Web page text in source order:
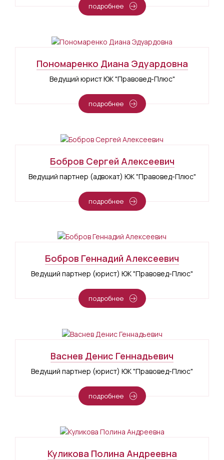
подробнее
Пономаренко Диана Эдуардовна
Ведущий юрист ЮК "Правовед-Плюс"
подробнее
Бобров Сергей Алексеевич
Ведущий партнер (адвокат) ЮК "Правовед-Плюс"
подробнее
Бобров Геннадий Алексеевич
Ведущий партнер (юрист) ЮК "Правовед-Плюс"
подробнее
Васнев Денис Геннадьевич
Ведущий партнер (юрист) ЮК "Правовед-Плюс"
подробнее
Куликова Полина Андреевна